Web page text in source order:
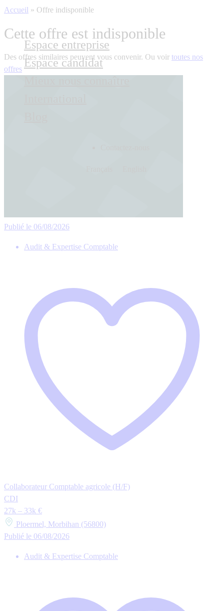
Espace entreprise
Espace candidat
Accueil » Offre indisponible
Cette offre est indisponible
Des offres similaires peuvent vous convenir. Ou voir toutes nos
offres
Publié le 06/08/2026
Audit & Expertise Comptable
Collaborateur Comptable agricole (H/F)
CDI
27k – 33k €
Ploermel, Morbihan (56800)
Publié le 06/08/2026
Audit & Expertise Comptable